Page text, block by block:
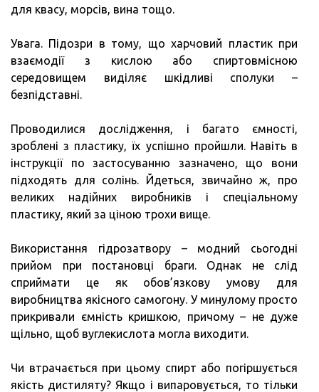
для квасу, морсів, вина тощо.
Увага. Підозри в тому, що харчовий пластик при
взаємодії з кислою або спиртовмісною
середовищем виділяє шкідливі сполуки –
безпідставні.
Проводилися дослідження, і багато ємності,
зроблені з пластику, їх успішно пройшли. Навіть в
інструкції по застосуванню зазначено, що вони
підходять для солінь. Йдеться, звичайно ж, про
великих надійних виробників і спеціальному
пластику, який за ціною трохи вище.
Використання гідрозатвору – модний сьогодні
прийом при постановці браги. Однак не слід
сприймати це як обов’язкову умову для
виробництва якісного самогону. У минулому просто
прикривали ємність кришкою, причому – не дуже
щільно, щоб вуглекислота могла виходити.
Чи втрачається при цьому спирт або погіршується
якість дистиляту? Якщо і випаровується, то тільки